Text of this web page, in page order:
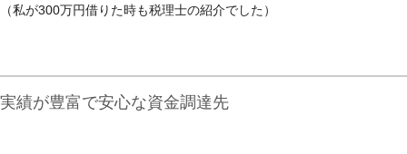
（私が300万円借りた時も税理士の紹介でした）
実績が豊富で安心な資金調達先